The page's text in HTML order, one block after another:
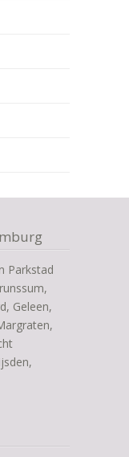
Parkstad
Geleen,